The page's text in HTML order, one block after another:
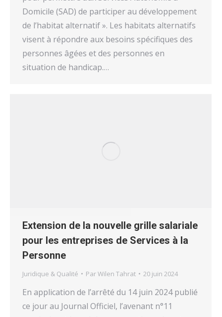
Domicile (SAD) de participer au développement
de l’habitat alternatif ». Les habitats alternatifs
visent à répondre aux besoins spécifiques des
personnes âgées et des personnes en
situation de handicap.…
Extension de la nouvelle grille salariale
pour les entreprises de Services à la
Personne
Juridique & Qualité ParWilen Tahrat 20 juin 2024
En application de l’arrêté du 14 juin 2024 publié
ce jour au Journal Officiel, l’avenant n°11